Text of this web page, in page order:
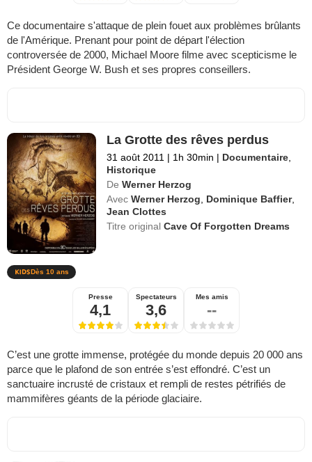
Ce documentaire s'attaque de plein fouet aux problèmes brûlants
de l'Amérique. Prenant pour point de départ l'élection
controversée de 2000, Michael Moore filme avec scepticisme le
Président George W. Bush et ses propres conseillers.
La Grotte des rêves perdus
31 août 2011 | 1h 30min | Documentaire
Historique
De Werner Herzog
Avec Werner Herzog Dominique Baffier,
Jean Clottes
Titre originalCave Of Forgotten Dreams
Dès 10 ans
Presse
4,1
Spectateurs
3,6
Mes amis
--
C’est une grotte immense, protégée du monde depuis 20 000 ans
parce que le plafond de son entrée s’est effondré. C’est un
sanctuaire incrusté de cristaux et rempli de restes pétrifiés de
mammifères géants de la période glaciaire.